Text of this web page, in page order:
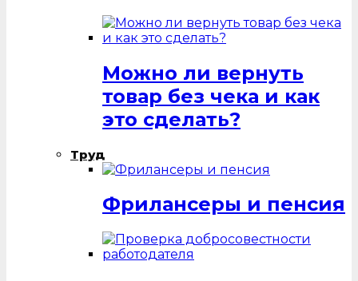
Можно ли вернуть
товар без чека и как
это сделать?
Труд
Фрилансеры и пенсия